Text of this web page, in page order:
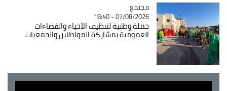
Catégorie
مجتمع
07/08/2026 - 18:40
حملة وطنية لتنظيف الأحياء والفضاءات
العمومية بمشاركة المواطنين والجمعيات